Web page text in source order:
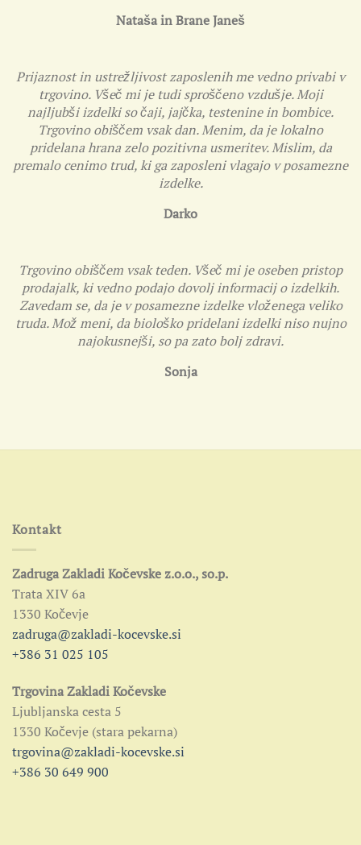
Nataša in Brane Janeš
Prijaznost in ustrežljivost zaposlenih me vedno privabi v
trgovino. Všeč mi je tudi sproščeno vzdušje. Moji
najljubši izdelki so čaji, jajčka, testenine in bombice.
Trgovino obiščem vsak dan. Menim, da je lokalno
pridelana hrana zelo pozitivna usmeritev. Mislim, da
premalo cenimo trud, ki ga zaposleni vlagajo v posamezne
izdelke.
Darko
Trgovino obiščem vsak teden. Všeč mi je oseben pristop
prodajalk, ki vedno podajo dovolj informacij o izdelkih.
Zavedam se, da je v posamezne izdelke vloženega veliko
truda. Mož meni, da biološko pridelani izdelki niso nujno
najokusnejši, so pa zato bolj zdravi.
Sonja
Kontakt
Zadruga Zakladi Kočevske z.o.o., so.p.
Trata XIV 6a
1330 Kočevje
zadruga@zakladi-kocevske.si
+386 31 025 105
Trgovina Zakladi Kočevske
Ljubljanska cesta 5
1330 Kočevje (stara pekarna)
trgovina@zakladi-kocevske.si
+386 30 649 900